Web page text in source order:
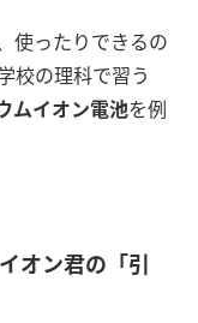
使ったりできるの
校の理科で習う
ムイオン電池を例
オン君の「引